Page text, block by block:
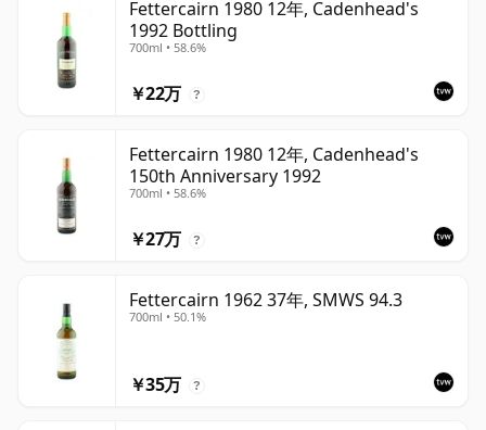
Fettercairn 1980 12年, Cadenhead's
1992 Bottling
700ml • 58.6%
￥22万 ?
Fettercairn 1980 12年, Cadenhead's
150th Anniversary 1992
700ml • 58.6%
￥27万 ?
Fettercairn 1962 37年, SMWS 94.3
700ml • 50.1%
￥35万 ?